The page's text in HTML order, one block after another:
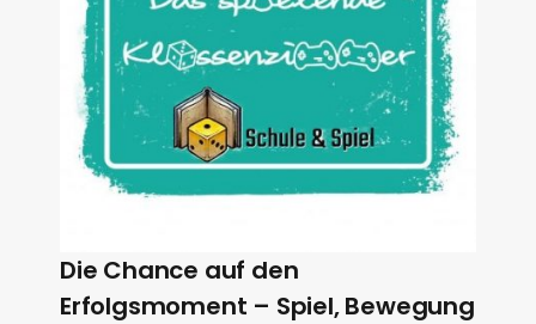
Die Chance auf den
Erfolgsmoment – Spiel, Bewegung